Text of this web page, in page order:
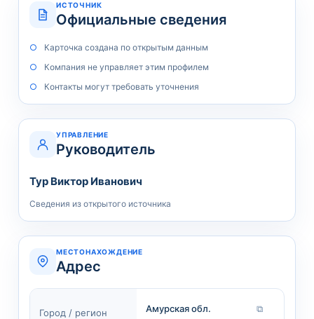
ИСТОЧНИК
Официальные сведения
Карточка создана по открытым данным
Компания не управляет этим профилем
Контакты могут требовать уточнения
УПРАВЛЕНИЕ
Руководитель
Тур Виктор Иванович
Сведения из открытого источника
МЕСТОНАХОЖДЕНИЕ
Адрес
Город / регион Амурская обл. ⧉